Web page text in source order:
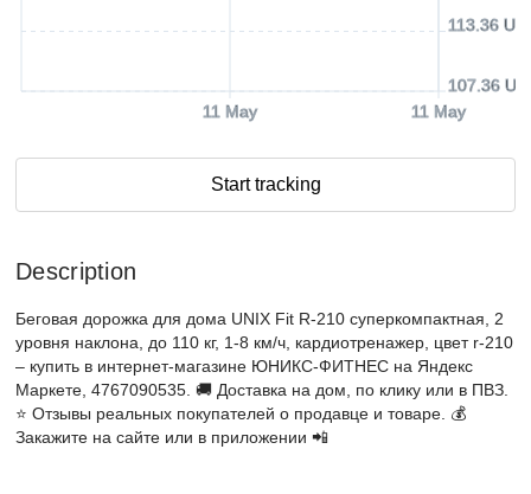
11 May 11 May
107.36
113.36
Start tracking
Description
Беговая дорожка для дома UNIX Fit R-210 суперкомпактная, 2
уровня наклона, до 110 кг, 1-8 км/ч, кардиотренажер, цвет r-210
– купить в интернет-магазине ЮНИКС-ФИТНЕС на Яндекс
Маркете, 4767090535. 🚚 Доставка на дом, по клику или в ПВЗ.
⭐️ Отзывы реальных покупателей о продавце и товаре. 💰
Закажите на сайте или в приложении 📲